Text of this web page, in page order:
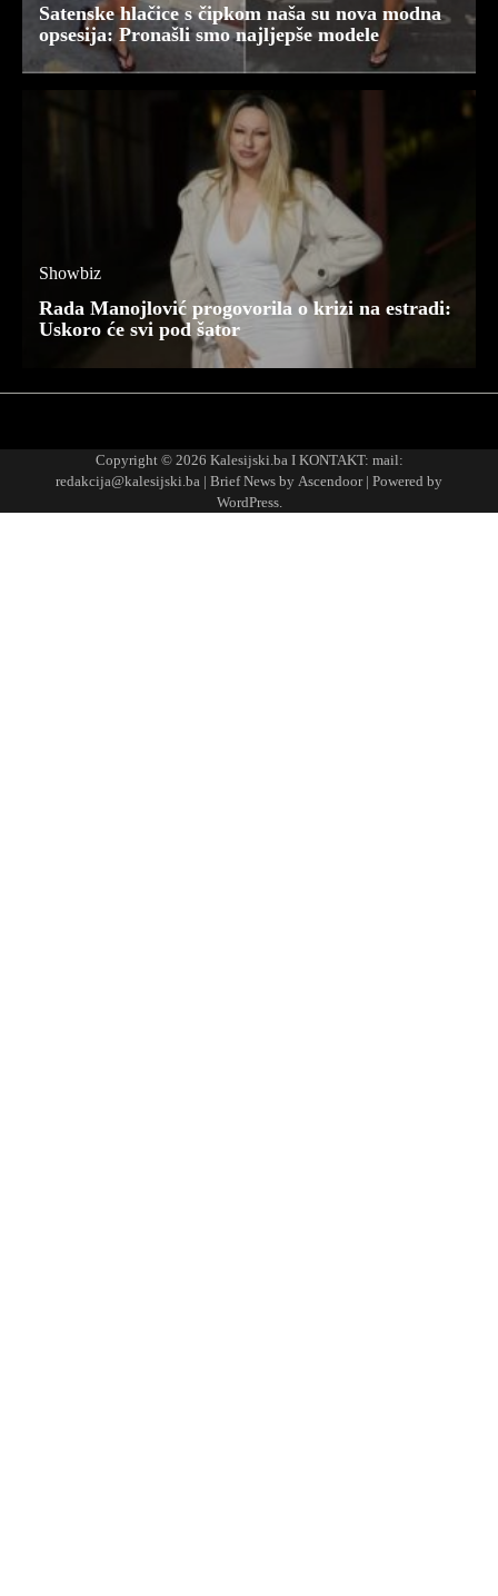
Satenske hlačice s čipkom naša su nova modna
opsesija: Pronašli smo najljepše modele
Showbiz
Rada Manojlović progovorila o krizi na estradi:
Uskoro će svi pod šator
Copyright © 2026 Kalesijski.ba I KONTAKT: mail:
redakcija@kalesijski.ba | Brief News by Ascendoor| Powered by
WordPress.